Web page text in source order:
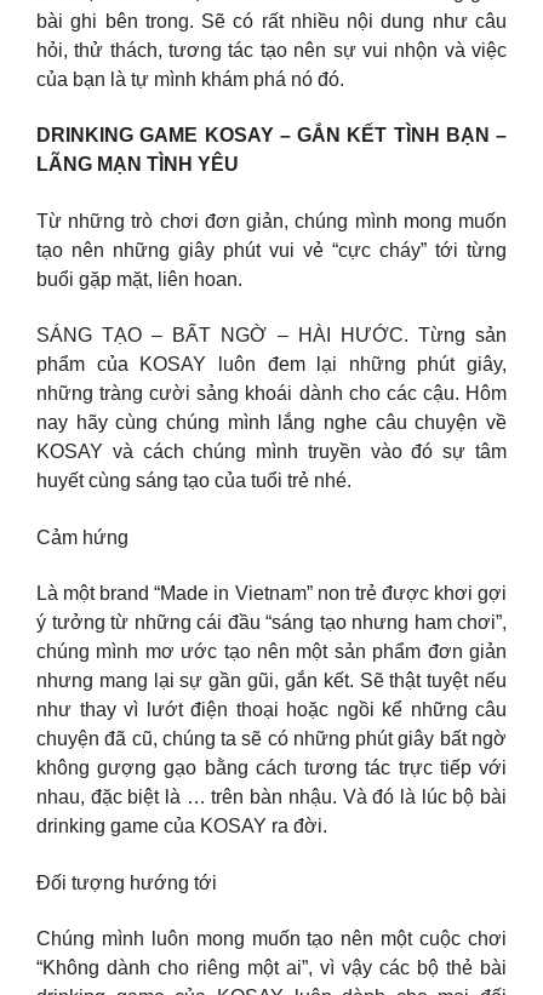
bài ghi bên trong. Sẽ có rất nhiều nội dung như câu
hỏi, thử thách, tương tác tạo nên sự vui nhộn và việc
của bạn là tự mình khám phá nó đó.
DRINKING GAME KOSAY – GẮN KẾT TÌNH BẠN –
LÃNG MẠN TÌNH YÊU
Từ những trò chơi đơn giản, chúng mình mong muốn
tạo nên những giây phút vui vẻ “cực cháy” tới từng
buổi gặp mặt, liên hoan.
SÁNG TẠO – BẤT NGỜ – HÀI HƯỚC. Từng sản
phẩm của KOSAY luôn đem lại những phút giây,
những tràng cười sảng khoái dành cho các cậu. Hôm
nay hãy cùng chúng mình lắng nghe câu chuyện về
KOSAY và cách chúng mình truyền vào đó sự tâm
huyết cùng sáng tạo của tuổi trẻ nhé.
Cảm hứng
Là một brand “Made in Vietnam” non trẻ được khơi gợi
ý tưởng từ những cái đầu “sáng tạo nhưng ham chơi”,
chúng mình mơ ước tạo nên một sản phẩm đơn giản
nhưng mang lại sự gần gũi, gắn kết. Sẽ thật tuyệt nếu
như thay vì lướt điện thoại hoặc ngồi kể những câu
chuyện đã cũ, chúng ta sẽ có những phút giây bất ngờ
không gượng gạo bằng cách tương tác trực tiếp với
nhau, đặc biệt là … trên bàn nhậu. Và đó là lúc bộ bài
drinking game của KOSAY ra đời.
Đối tượng hướng tới
Chúng mình luôn mong muốn tạo nên một cuộc chơi
“Không dành cho riêng một ai”, vì vậy các bộ thẻ bài